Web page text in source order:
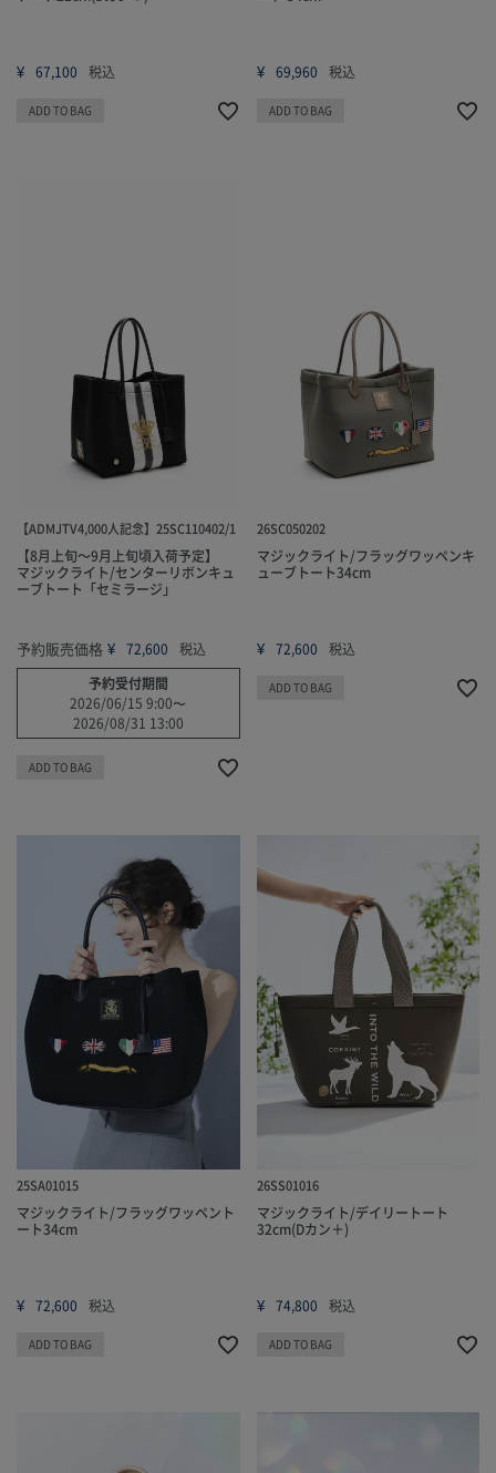
¥ 67,100 税込
ADD TO BAG
¥ 69,960 税込
ADD TO BAG
【ADMJTV4,000人記念】25SC110402/1
【8月上旬～9月上旬頃入荷予定】
マジックライト/センターリボンキュ
ーブトート「セミラージ」
予約販売価格 ¥ 72,600
税込
予約受付期間
2026/06/15 9:00〜
2026/08/31 13:00
ADD TO BAG
26SC050202
マジックライト/フラッグワッペンキ
ューブトート34cm
¥ 72,600 税込
ADD TO BAG
25SA01015
マジックライト/フラッグワッペント
ート34cm
¥ 72,600 税込
ADD TO BAG
26SS01016
マジックライト/デイリートート
32cm(Dカン＋)
¥ 74,800 税込
ADD TO BAG